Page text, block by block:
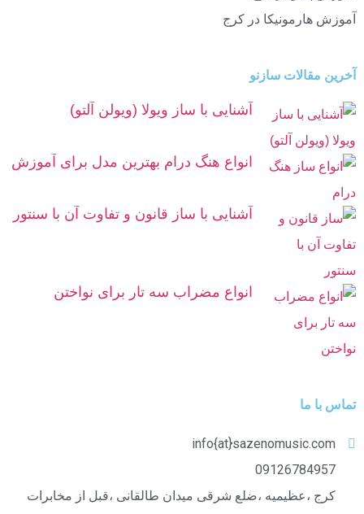
آموزش هارمونیکا در کرج
آخرین مقالات سازنو
آشنایی با ساز ویولا (ویولن آلتو)
انواع هنگ درام بهترین مدل برای آموزش
آشنایی با ساز قانون و تفاوت آن با سنتور
انواع مضراب سه تار برای نواختن
تماس با ما
info{at}sazenomusic.com
09126784957
کرج ،عظیمیه ،ضلع شرقی میدان طالقانی ،قبل از مخابرات